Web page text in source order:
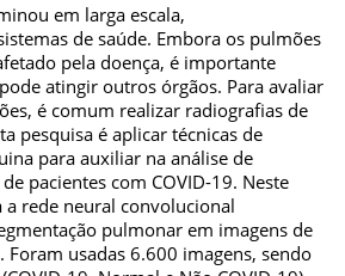
em larga escala,
de saúde. Embora os pulmões
pela doença, é importante
atingir outros órgãos. Para avaliar
é comum realizar radiografias de
pesquisa é aplicar técnicas de
para auxiliar na análise de
pacientes com COVID-19. Neste
rede neural convolucional
pulmonar em imagens de
usadas 6.600 imagens, sendo